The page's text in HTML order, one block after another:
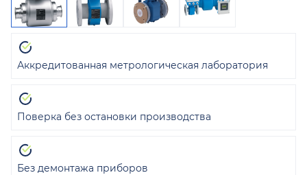
Аккредитованная метрологическая лаборатория
Поверка без остановки производства
Без демонтажа приборов